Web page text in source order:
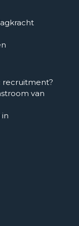
recruitment?
van